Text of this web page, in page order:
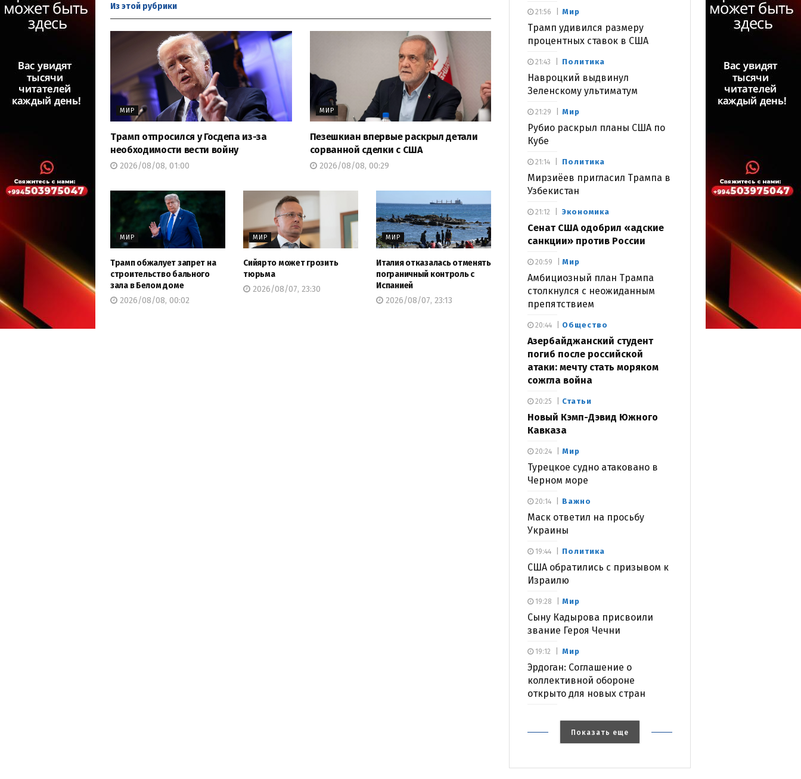
Из этой рубрики
МИР
Трамп отпросился у Госдепа из-за
необходимости вести войну
2026/08/08, 01:00
МИР
Пезешкиан впервые раскрыл детали
сорванной сделки с США
2026/08/08, 00:29
МИР
Трамп обжалует запрет на
строительство бального
зала в Белом доме
2026/08/08, 00:02
МИР
Сийярто может грозить
тюрьма
2026/08/07, 23:30
МИР
Италия отказалась отменять
пограничный контроль с
Испанией
2026/08/07, 23:13
Мир
Трамп удивился размеру
процентных ставок в США
21:56
Политика
Навроцкий выдвинул
Зеленскому ультиматум
21:43
Мир
Рубио раскрыл планы США по
Кубе
21:29
Политика
Мирзиёев пригласил Трампа в
Узбекистан
21:14
Экономика
Сенат США одобрил «адские
санкции» против России
21:12
Мир
Амбициозный план Трампа
столкнулся с неожиданным
препятствием
20:59
Общество
Азербайджанский студент
погиб после российской
атаки: мечту стать моряком
сожгла война
20:44
Статьи
Новый Кэмп-Дэвид Южного
Кавказа
20:25
Мир
Турецкое судно атаковано в
Черном море
20:24
Важно
Маск ответил на просьбу
Украины
20:14
Политика
США обратились с призывом к
Израилю
19:44
Мир
Сыну Кадырова присвоили
звание Героя Чечни
19:28
Мир
Эрдоган: Соглашение о
коллективной обороне
открыто для новых стран
19:12
Показать еще